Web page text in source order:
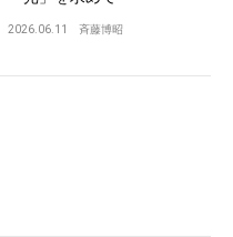
2026.06.11 斉藤博昭